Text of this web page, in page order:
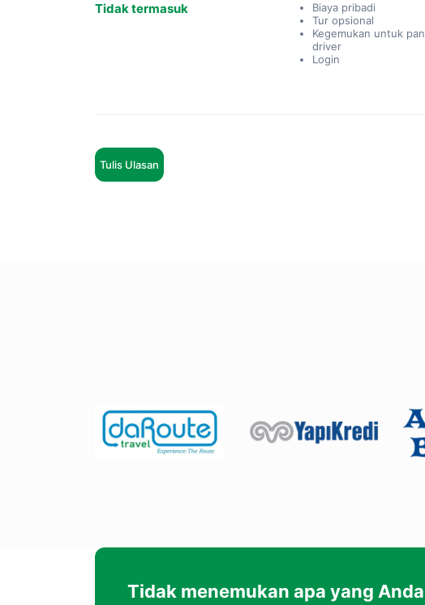
Tidak termasuk
Biaya pribadi
Tur opsional
Kegemukan untuk
driver
Login
Tulis Ulasan
Tidak menemukan apa yang